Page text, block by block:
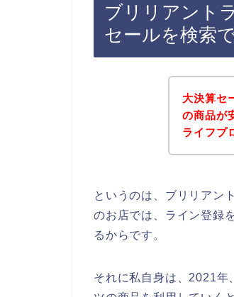
ブリリアント
セールを検索
大決算セ
の商品が
ライフプ
というのは、ブリリアン
のお店では、ライン登録
るからです。
それに私自身は、2021年